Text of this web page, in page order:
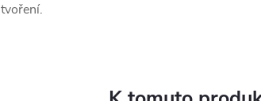
tvoření.